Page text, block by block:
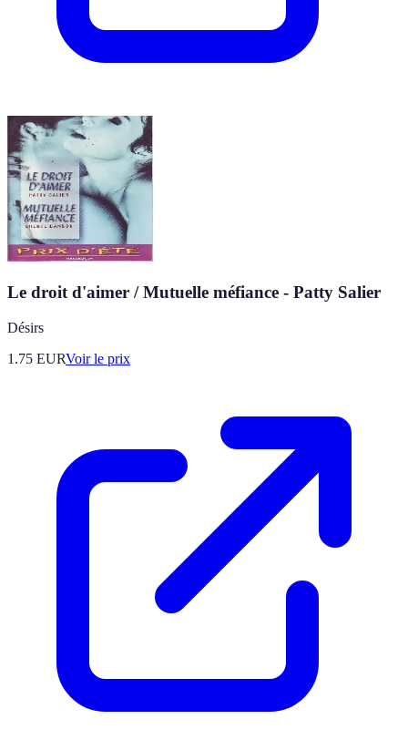
Le droit d'aimer / Mutuelle méfiance - Patty Salier
Désirs
1.75 EURVoir le prix